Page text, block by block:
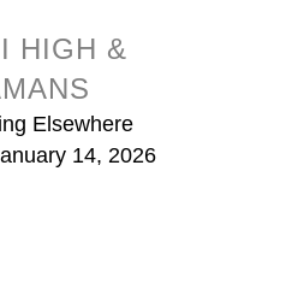
HIGH &
Elsewhere
14, 2026